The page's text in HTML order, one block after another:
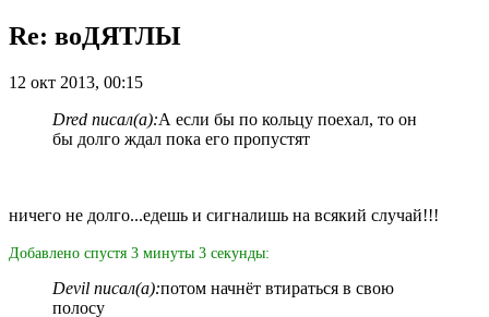
Re: воДЯТЛЫ
12 окт 2013, 00:15
Dred писал(а):А если бы по кольцу поехал, то он
бы долго ждал пока его пропустят
ничего не долго...едешь и сигналишь на всякий случай!!!
Добавлено спустя 3 минуты 3 секунды:
Devil писал(а):потом начнёт втираться в свою
полосу